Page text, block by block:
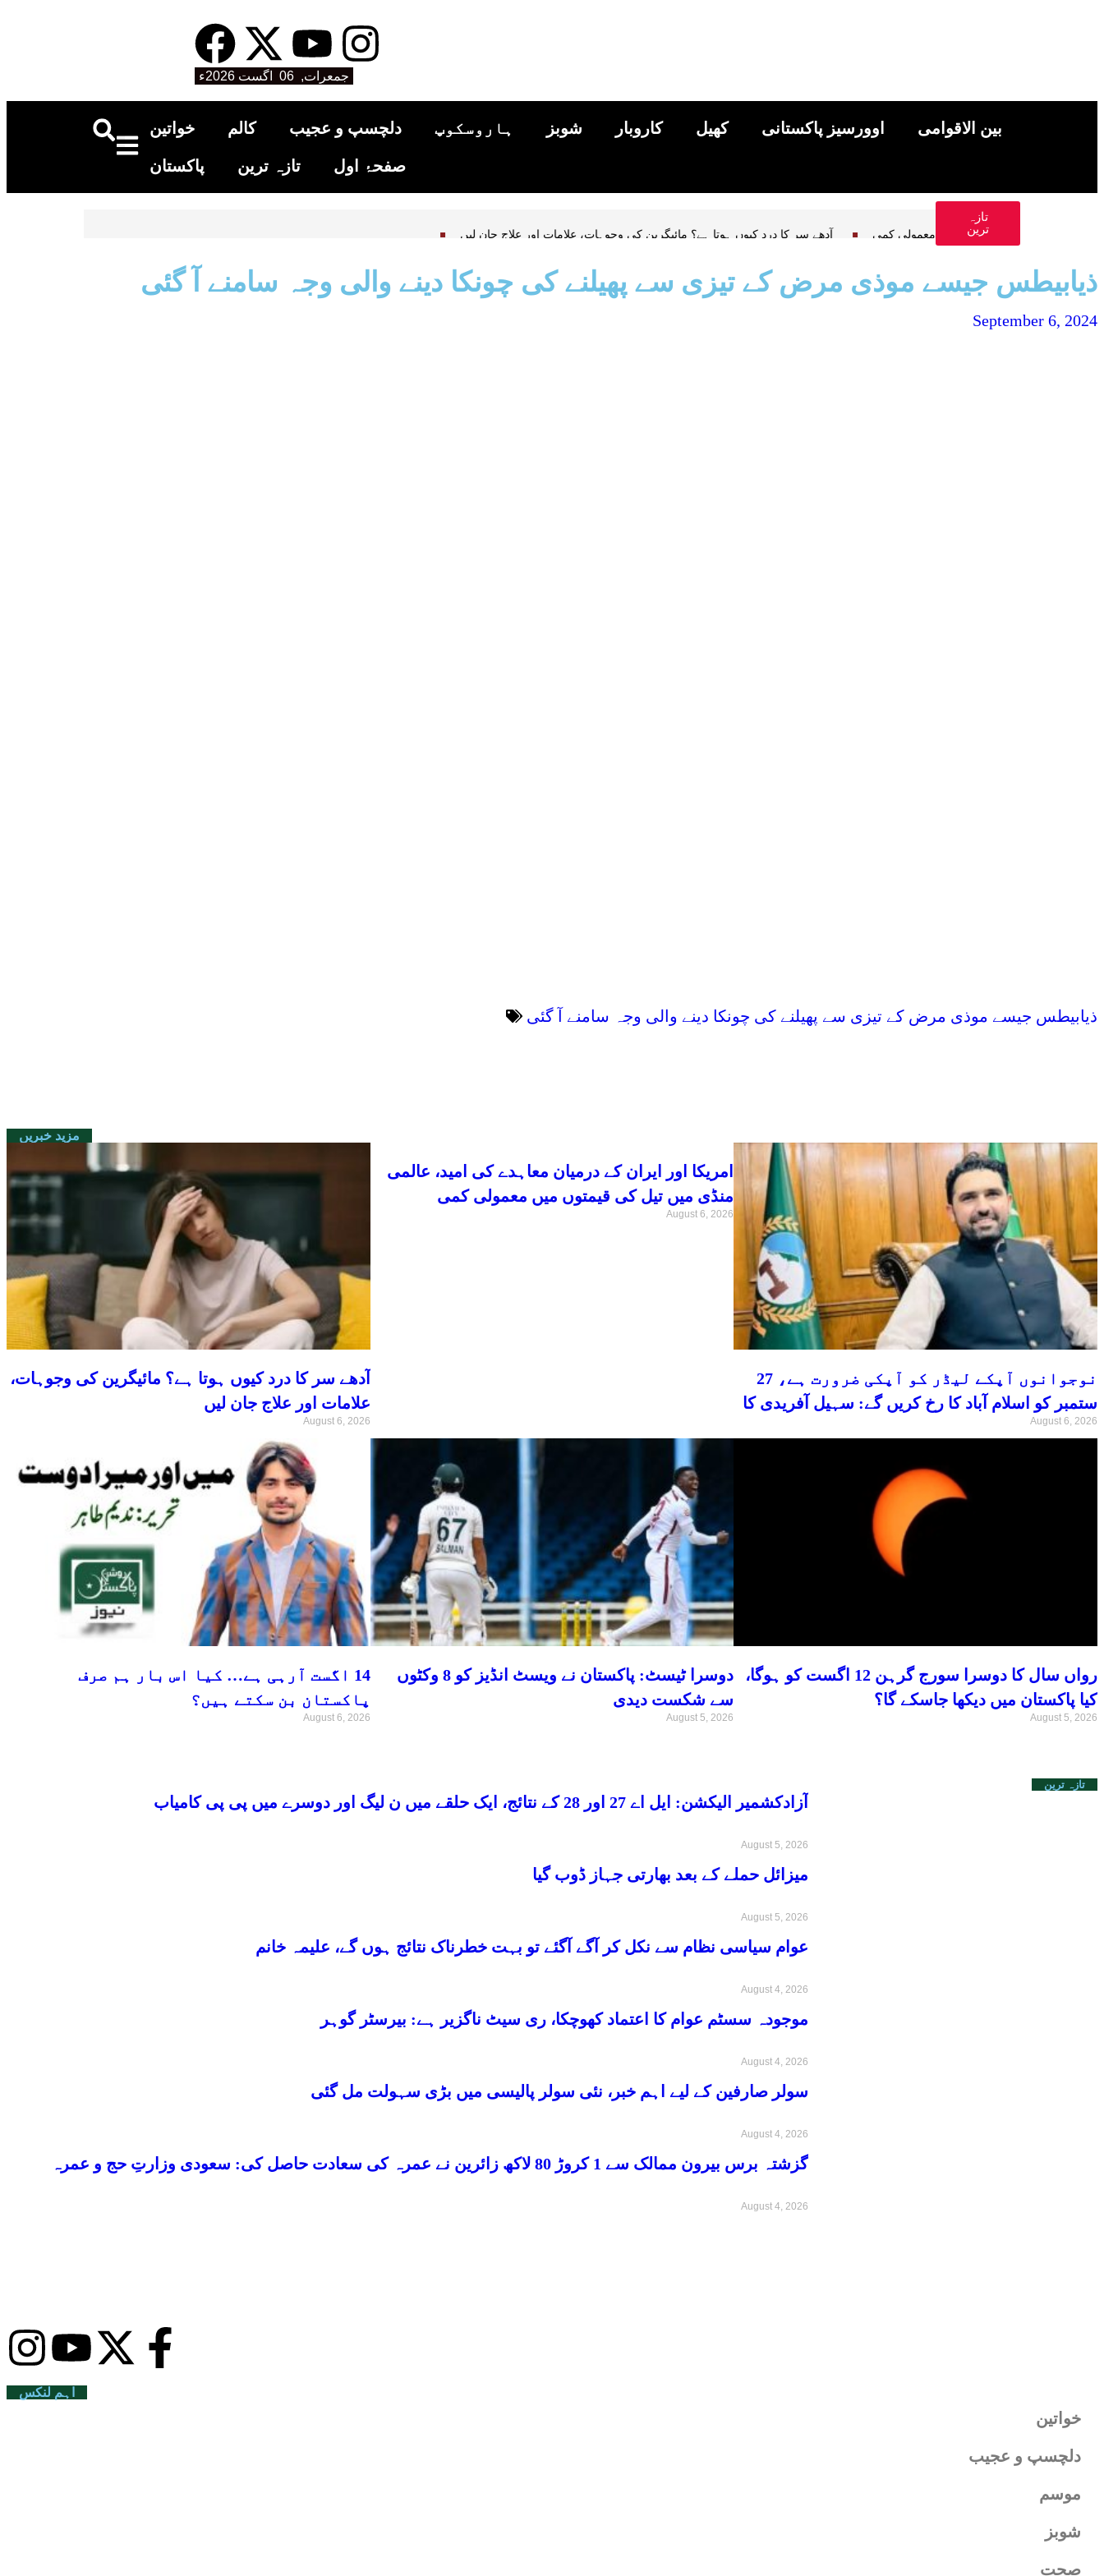
جمعرات, 06 اگست 2026ء
خواتین کالم دلچسپ و عجیب ہاروسکوپ شوبز کاروبار کھیل اوورسیز پاکستانی بین الاقوامی
پاکستان تازہ ترین صفحۂ اول
تازہ
ترین
آدھے سر کا درد کیوں ہوتا ہے؟ مائیگرین کی وجوہات، علامات اور علاج جان لیں کی امید، عالمی منڈی میں تیل کی قیمتوں میں معمولی کمی
ذیابیطس جیسے موذی مرض کے تیزی سے پھیلنے کی چونکا دینے والی وجہ سامنے آ گئی
September 6, 2024
ذیابیطس جیسے موذی مرض کے تیزی سے پھیلنے کی چونکا دینے والی وجہ سامنے آ گئی
مزید خبریں
آدھے سر کا درد کیوں ہوتا ہے؟ مائیگرین کی وجوہات،
علامات اور علاج جان لیں
August 6, 2026
امریکا اور ایران کے درمیان معاہدے کی امید، عالمی
منڈی میں تیل کی قیمتوں میں معمولی کمی
August 6, 2026
نوجوانوں آپکے لیڈر کو آپکی ضرورت ہے، 27
ستمبر کو اسلام آباد کا رخ کریں گے: سہیل آفریدی کا
اعلان
August 6, 2026
14 اگست آرہی ہے… کیا اس بار ہم صرف
پاکستان بن سکتے ہیں؟
August 6, 2026
دوسرا ٹیسٹ: پاکستان نے ویسٹ انڈیز کو 8 وکٹوں
سے شکست دیدی
August 5, 2026
رواں سال کا دوسرا سورج گرہن 12 اگست کو ہوگا،
کیا پاکستان میں دیکھا جاسکے گا؟
August 5, 2026
تازہ ترین
آزادکشمیر الیکشن: ایل اے 27 اور 28 کے نتائج، ایک حلقے میں ن لیگ اور دوسرے میں پی پی کامیاب
August 5, 2026
میزائل حملے کے بعد بھارتی جہاز ڈوب گیا
August 5, 2026
عوام سیاسی نظام سے نکل کر آگے آگئے تو بہت خطرناک نتائج ہوں گے، علیمہ خانم
August 4, 2026
موجودہ سسٹم عوام کا اعتماد کھوچکا، ری سیٹ ناگزیر ہے: بیرسٹر گوہر
August 4, 2026
سولر صارفین کے لیے اہم خبر، نئی سولر پالیسی میں بڑی سہولت مل گئی
August 4, 2026
گزشتہ برس بیرون ممالک سے 1 کروڑ 80 لاکھ زائرین نے عمرہ کی سعادت حاصل کی: سعودی وزارتِ حج و عمرہ
August 4, 2026
اہم لنکس
خواتین
دلچسپ و عجیب
موسم
شوبز
صحت